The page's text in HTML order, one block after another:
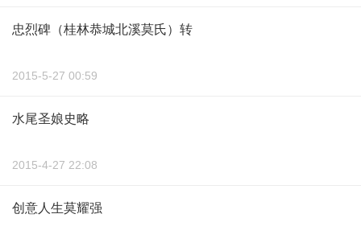
忠烈碑（桂林恭城北溪莫氏）转
2015-5-27 00:59
水尾圣娘史略
2015-4-27 22:08
创意人生莫耀强